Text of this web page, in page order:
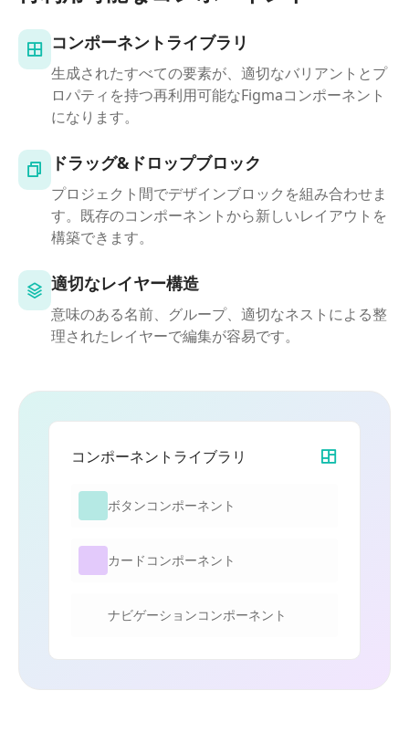
コンポーネントライブラリ
生成されたすべての要素が、適切なバリアントとプ
ロパティを持つ再利用可能なFigmaコンポーネント
になります。
ドラッグ&ドロップブロック
プロジェクト間でデザインブロックを組み合わせま
す。既存のコンポーネントから新しいレイアウトを
構築できます。
適切なレイヤー構造
意味のある名前、グループ、適切なネストによる整
理されたレイヤーで編集が容易です。
コンポーネントライブラリ
ボタンコンポーネント
カードコンポーネント
ナビゲーションコンポーネント